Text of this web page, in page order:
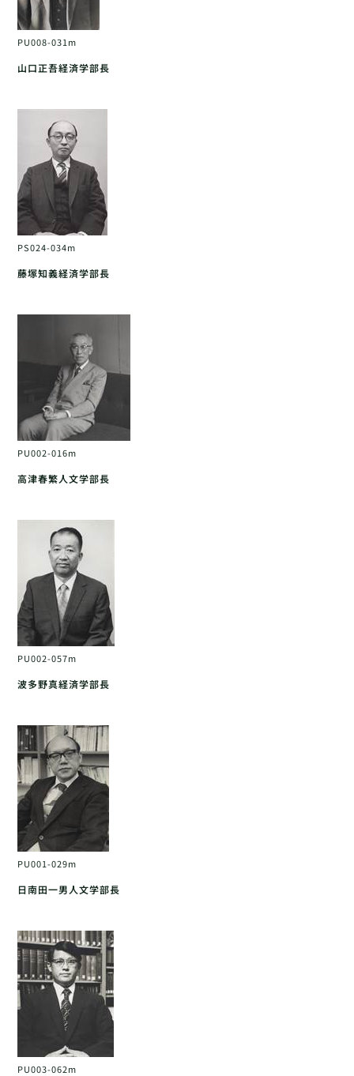
PU008-031m
山口正吾経済学部長
PS024-034m
藤塚知義経済学部長
PU002-016m
高津春繁人文学部長
PU002-057m
波多野真経済学部長
PU001-029m
日南田一男人文学部長
PU003-062m